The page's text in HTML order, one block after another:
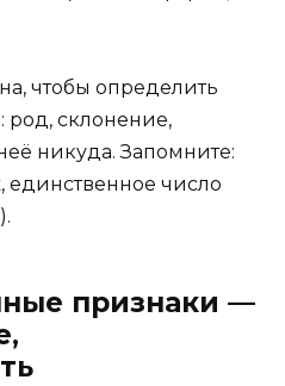
чтобы определить
род, склонение,
никуда. Запомните:
число
признаки —